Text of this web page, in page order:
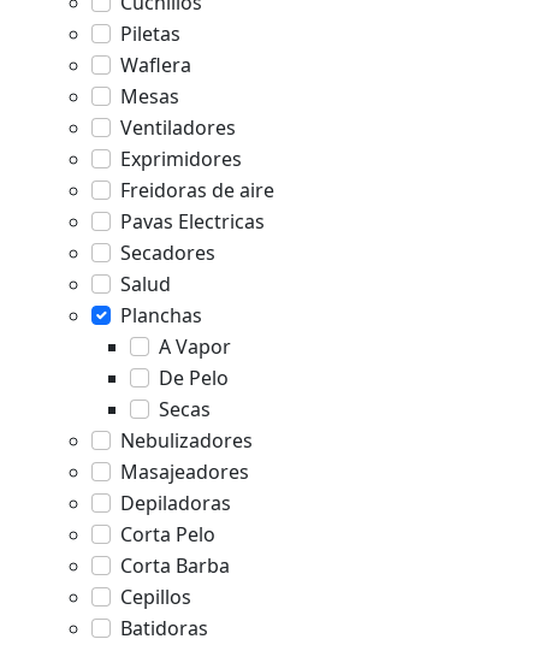
Piletas
Waflera
Mesas
Ventiladores
Exprimidores
Freidoras de aire
Pavas Electricas
Secadores
Salud
Planchas
A Vapor
De Pelo
Secas
Nebulizadores
Masajeadores
Depiladoras
Corta Pelo
Corta Barba
Cepillos
Batidoras